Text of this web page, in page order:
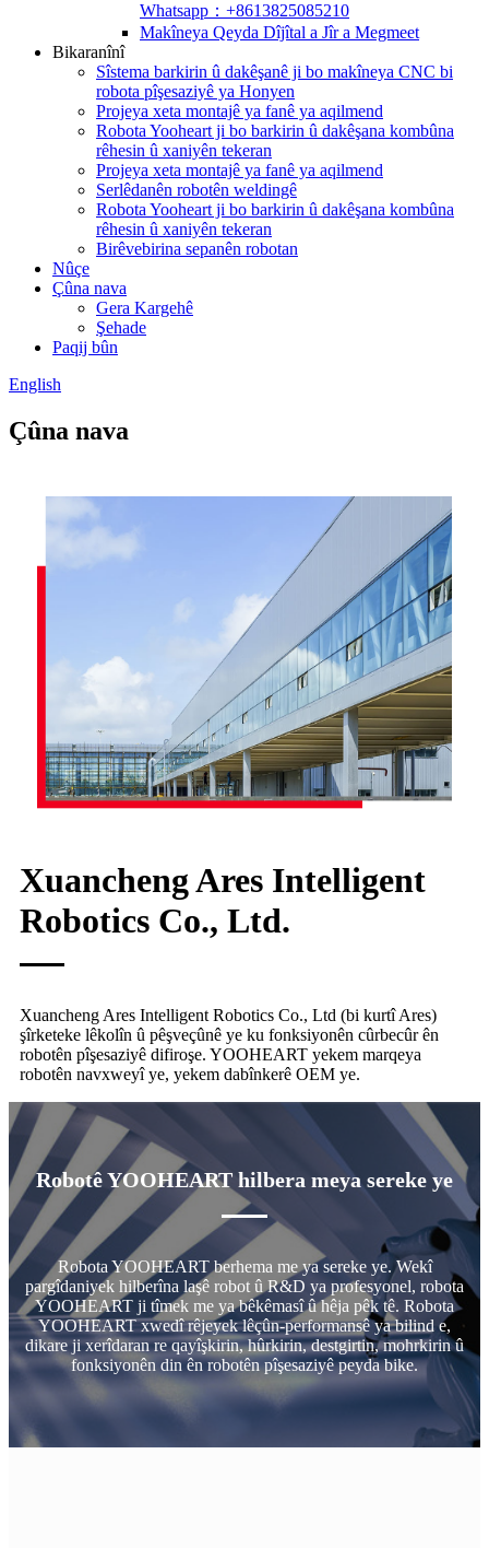
Whatsapp：+8613825085210
Makîneya Qeyda Dîjîtal a Jîr a Megmeet
Bikaranînî
Sîstema barkirin û dakêşanê ji bo makîneya CNC bi
robota pîşesaziyê ya Honyen
Projeya xeta montajê ya fanê ya aqilmend
Robota Yooheart ji bo barkirin û dakêşana kombûna
rêhesin û xaniyên tekeran
Projeya xeta montajê ya fanê ya aqilmend
Serlêdanên robotên weldingê
Robota Yooheart ji bo barkirin û dakêşana kombûna
rêhesin û xaniyên tekeran
Birêvebirina sepanên robotan
Nûçe
Çûna nava
Gera Kargehê
Şehade
Paqij bûn
English
Çûna nava
Xuancheng Ares Intelligent
Robotics Co., Ltd.
Xuancheng Ares Intelligent Robotics Co., Ltd (bi kurtî Ares)
şîrketeke lêkolîn û pêşveçûnê ye ku fonksiyonên cûrbecûr ên
robotên pîşesaziyê difiroşe. YOOHEART yekem marqeya
robotên navxweyî ye, yekem dabînkerê OEM ye.
Robotê YOOHEART hilbera meya sereke ye
Robota YOOHEART berhema me ya sereke ye. Wekî
pargîdaniyek hilberîna laşê robot û R&D ya profesyonel, robota
YOOHEART ji tîmek me ya bêkêmasî û hêja pêk tê. Robota
YOOHEART xwedî rêjeyek lêçûn-performansê ya bilind e,
dikare ji xerîdaran re qayîşkirin, hûrkirin, destgirtin, mohrkirin û
fonksiyonên din ên robotên pîşesaziyê peyda bike.